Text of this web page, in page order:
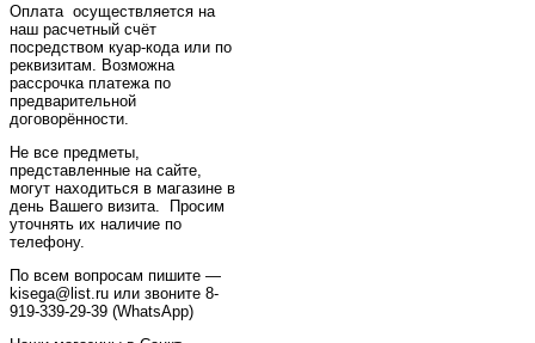
Оплата осуществляется на
наш расчетный счёт
посредством куар-кода или по
реквизитам. Возможна
рассрочка платежа по
предварительной
договорённости.
Не все предметы,
представленные на сайте,
могут находиться в магазине в
день Вашего визита. Просим
уточнять их наличие по
телефону.
По всем вопросам пишите —
kisega@list.ru или звоните 8-
919-339-29-39 (WhatsApp)